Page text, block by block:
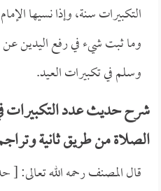
التكبيرات سنة، وإذا نسيها
وما ثبت شيء في رفع اليدين عن
وسلم في تكبيرات العيد.
شرح حديث عدد التكبيرات
الصلاة من طريق ثانية
قال المصنف رحمه الله تعالى: [